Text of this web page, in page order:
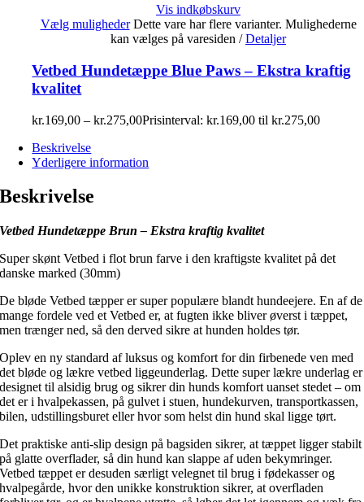
Vis indkøbskurv
Vælg muligheder Dette vare har flere varianter. Mulighederne
kan vælges på varesiden / Detaljer
Vetbed Hundetæppe Blue Paws – Ekstra kraftig
kvalitet
kr.169,00 – kr.275,00Prisinterval: kr.169,00 til kr.275,00
Beskrivelse
Yderligere information
Beskrivelse
Vetbed Hundetæppe Brun – Ekstra kraftig kvalitet
Super skønt Vetbed i flot brun farve i den kraftigste kvalitet på det
danske marked (30mm)
De bløde Vetbed tæpper er super populære blandt hundeejere. En af de
mange fordele ved et Vetbed er, at fugten ikke bliver øverst i tæppet,
men trænger ned, så den derved sikre at hunden holdes tør.
Oplev en ny standard af luksus og komfort for din firbenede ven med
det bløde og lækre vetbed liggeunderlag. Dette super lækre underlag er
designet til alsidig brug og sikrer din hunds komfort uanset stedet – om
det er i hvalpekassen, på gulvet i stuen, hundekurven, transportkassen,
bilen, udstillingsburet eller hvor som helst din hund skal ligge tørt.
Det praktiske anti-slip design på bagsiden sikrer, at tæppet ligger stabilt
på glatte overflader, så din hund kan slappe af uden bekymringer.
Vetbed tæppet er desuden særligt velegnet til brug i fødekasser og
hvalpegårde, hvor den unikke konstruktion sikrer, at overfladen